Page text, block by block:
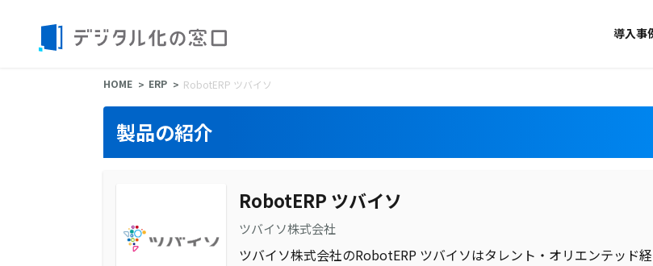
導入事
HOME ERP RobotERP ツバイソ
製品の紹介
RobotERP ツバイソ
ツバイソ株式会社
ツバイソ株式会社のRobotERP ツバイソはタレント・オリエンテッド